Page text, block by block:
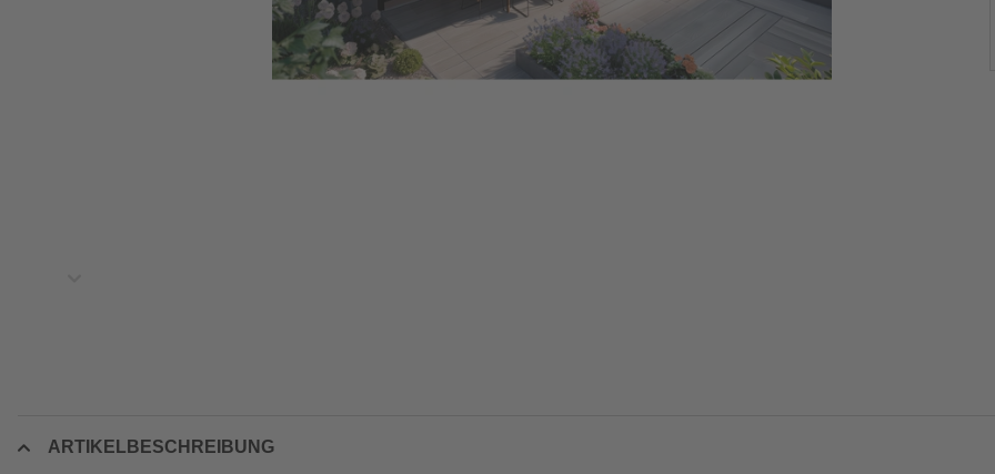
ARTIKELBESCHREIBUNG